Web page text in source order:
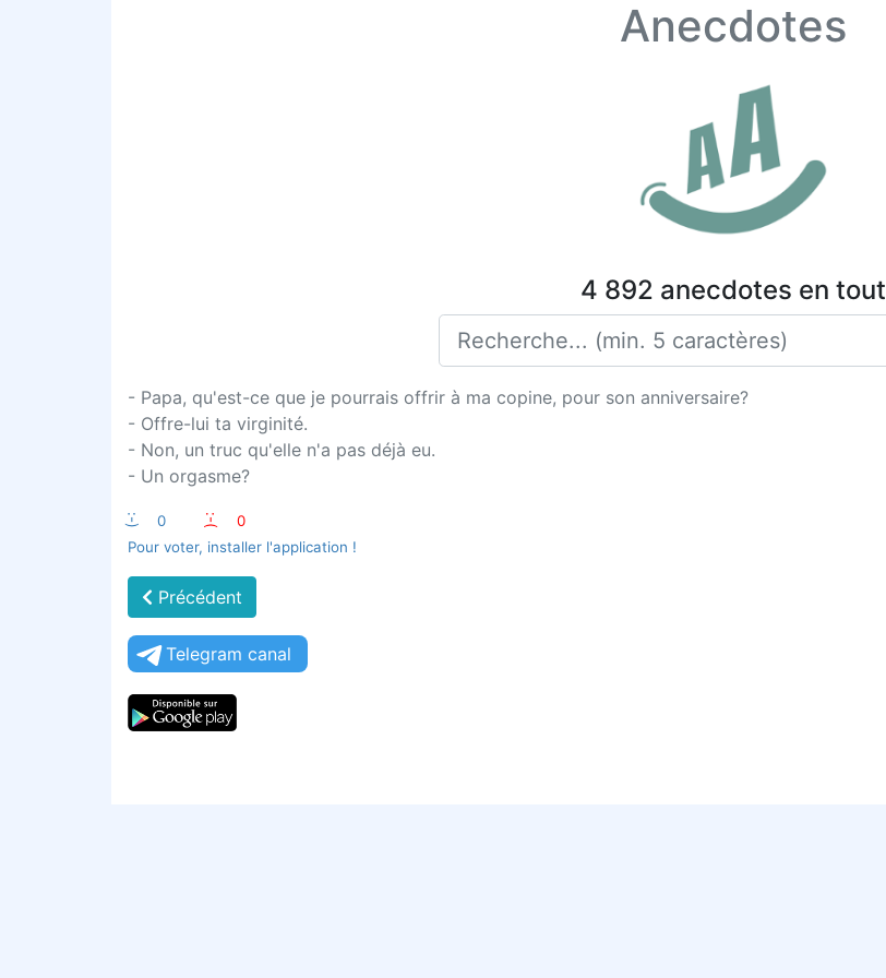
Anecdotes
4 892 anecdotes en tout
- Papa, qu'est-ce que je pourrais offrir à ma copine, pour son anniversaire?
- Offre-lui ta virginité.
- Non, un truc qu'elle n'a pas déjà eu.
- Un orgasme?
:-) 0 :-(
0
Pour voter, installer l'application !
Précédent
Telegram canal